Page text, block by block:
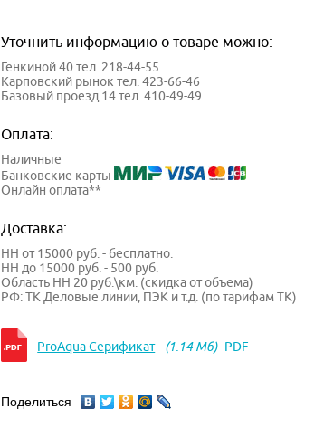
Уточнить информацию о товаре можно:
Генкиной 40 тел. 218-44-55
Карповский рынок тел. 423-66-46
Базовый проезд 14 тел. 410-49-49
Оплата:
Наличные
Банковские карты
Онлайн оплата**
Доставка:
НН от 15000 руб. - бесплатно.
НН до 15000 руб. - 500 руб.
Область НН 20 руб.\км. (скидка от объема)
РФ: ТК Деловые линии, ПЭК и т.д. (по тарифам ТК)
ProAqua Серификат (1.14 Мб) PDF
Поделиться